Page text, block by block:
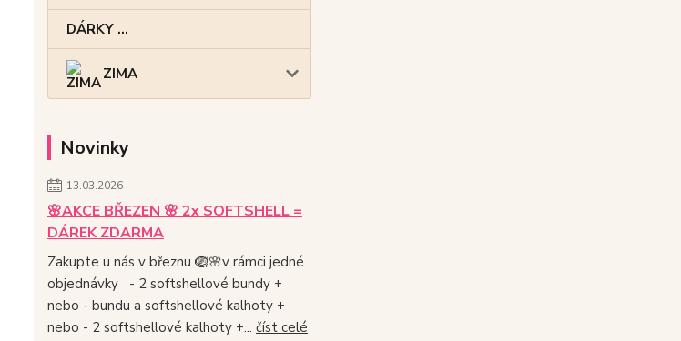
DÁRKY ...
ZIMA
Novinky
13.03.2026
🌸AKCE BŘEZEN 🌸 2x SOFTSHELL =
DÁREK ZDARMA
Zakupte u nás v březnu 🪺🌸v rámci jedné
objednávky - 2 softshellové bundy +
nebo - bundu a softshellové kalhoty +
nebo - 2 softshellové kalhoty +... číst celé